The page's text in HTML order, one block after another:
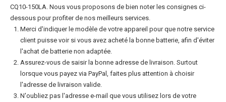
CQ10-150LA . Nous vous proposons de bien noter les consignes ci-
dessous pour profiter de nos meilleurs services.
Merci d'indiquer le modèle de votre appareil pour que notre service
client puisse voir si vous avez acheté la bonne batterie, afin d'éviter
l'achat de batterie non adaptée.
Assurez-vous de saisir la bonne adresse de livraison. Surtout
lorsque vous payez via PayPal, faites plus attention à choisir
l'adresse de livraison valide.
N'oubliez pas l'adresse e-mail que vous utilisez lors de votre